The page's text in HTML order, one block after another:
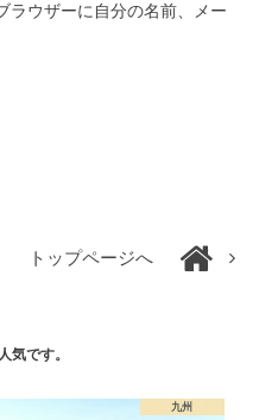
ラウザーに自分の名前、メー
トップページへ
気です。
九州